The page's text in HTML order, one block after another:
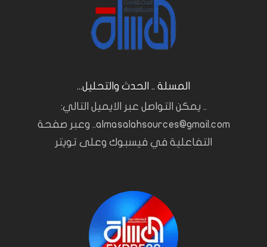
المسلة .. الحدث والتحليل...
.. يمكن التواصل عبر الايميل التالي:
almasalahsources@gmail.com.. وعبر صفحة
التفاعلية في فيسبوك وعلى تويتر